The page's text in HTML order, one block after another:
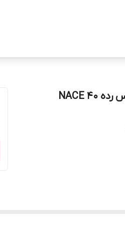
سوییچ نیپل کج 2 /1* "2 سوپر دابلکس رده 40 NACE